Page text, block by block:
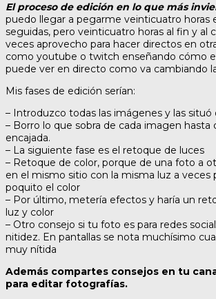
El proceso de edición en lo que más
puedo llegar a pegarme veinticuatro horas
seguidas, pero veinticuatro horas al fin y al
veces aprovecho para hacer directos en
como youtube o twitch enseñando cómo
puede ver en directo como va cambiando
Mis fases de edición serían:
– Introduzco todas las imágenes y las situó
– Borro lo que sobra de cada imagen hasta
encajada.
– La siguiente fase es el retoque de luces
– Retoque de color, porque de una foto a
en el mismo sitio con la misma luz a veces
poquito el color
– Por último, metería efectos y haría un
luz y color
– Otro consejo si tu foto es para redes
nitidez. En pantallas se nota muchísimo
muy nítida
Además compartes consejos en tu
para editar fotografías.